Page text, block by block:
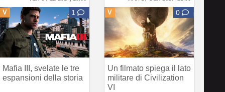
V 1
Mafia III, svelate le tre
espansioni della storia
V 0
Un filmato spiega il lato
militare di Civilization
VI